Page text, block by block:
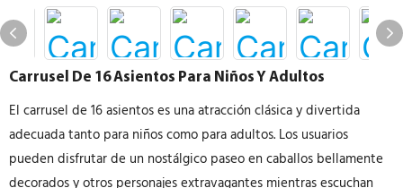
Carrusel De 16 Asientos Para Niños Y Adultos
El carrusel de 16 asientos es una atracción clásica y divertida
adecuada tanto para niños como para adultos. Los usuarios
pueden disfrutar de un nostálgico paseo en caballos bellamente
decorados y otros personajes extravagantes mientras escuchan